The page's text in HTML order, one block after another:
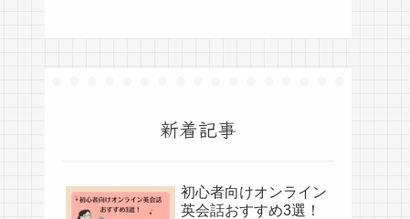
新着記事
初心者向けオンライン
英会話おすすめ3選！